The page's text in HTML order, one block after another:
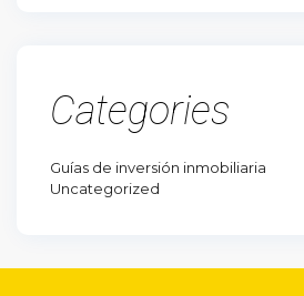
Categories
Guías de inversión inmobiliaria
Uncategorized